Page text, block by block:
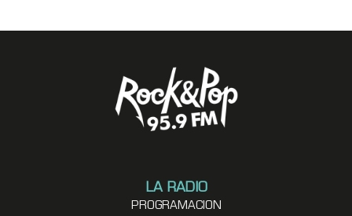
LA RADIO
PROGRAMACION